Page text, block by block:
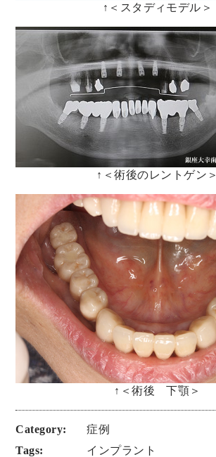
↑＜スタディモデル＞
↑＜術後のレントゲン＞
↑＜術後 下顎＞
Category:
症例
Tags:
インプラント